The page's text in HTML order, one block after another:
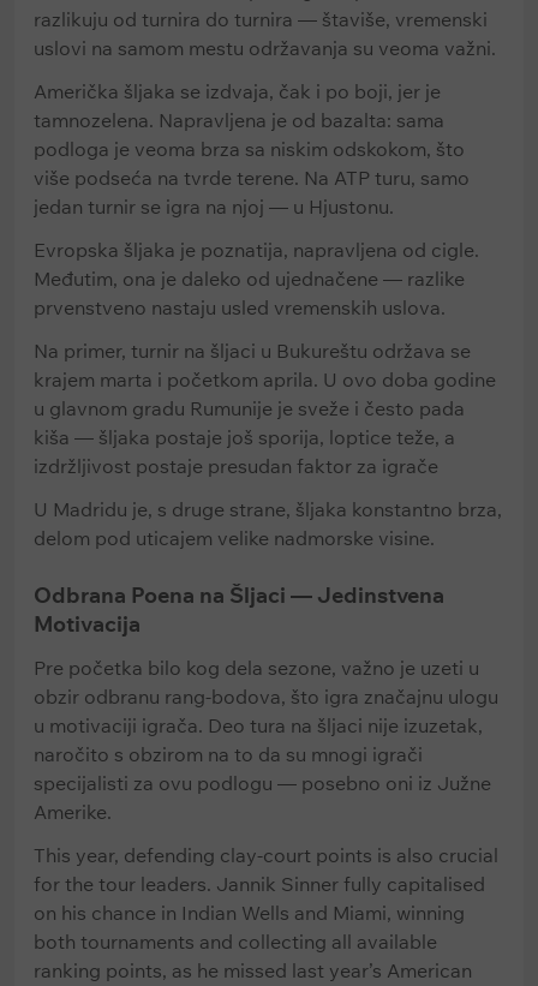
razlikuju od turnira do turnira — štaviše, vremenski
uslovi na samom mestu održavanja su veoma važni.
Američka šljaka se izdvaja, čak i po boji, jer je
tamnozelena. Napravljena je od bazalta: sama
podloga je veoma brza sa niskim odskokom, što
više podseća na tvrde terene. Na ATP turu, samo
jedan turnir se igra na njoj — u Hjustonu.
Evropska šljaka je poznatija, napravljena od cigle.
Međutim, ona je daleko od ujednačene — razlike
prvenstveno nastaju usled vremenskih uslova.
Na primer, turnir na šljaci u Bukureštu održava se
krajem marta i početkom aprila. U ovo doba godine
u glavnom gradu Rumunije je sveže i često pada
kiša — šljaka postaje još sporija, loptice teže, a
izdržljivost postaje presudan faktor za igrače
U Madridu je, s druge strane, šljaka konstantno brza,
delom pod uticajem velike nadmorske visine.
Odbrana Poena na Šljaci — Jedinstvena
Motivacija
Pre početka bilo kog dela sezone, važno je uzeti u
obzir odbranu rang-bodova, što igra značajnu ulogu
u motivaciji igrača. Deo tura na šljaci nije izuzetak,
naročito s obzirom na to da su mnogi igrači
specijalisti za ovu podlogu — posebno oni iz Južne
Amerike.
This year, defending clay-court points is also crucial
for the tour leaders. Jannik Sinner fully capitalised
on his chance in Indian Wells and Miami, winning
both tournaments and collecting all available
ranking points, as he missed last year’s American